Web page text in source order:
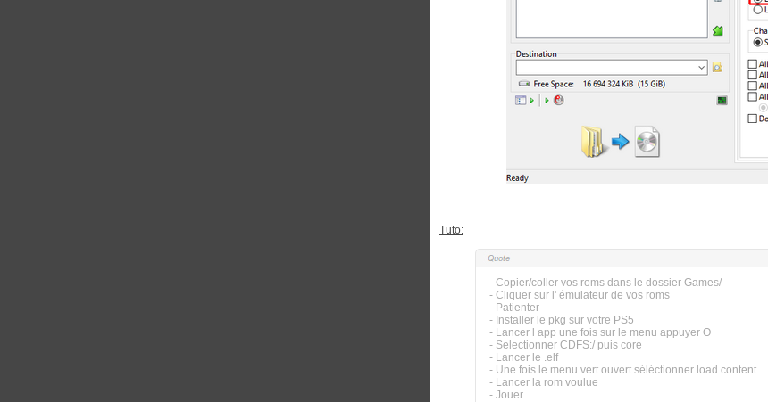
Tuto:
- Copier/coller vos roms dans le dossier Games/
- Cliquer sur l' émulateur de vos roms
- Patienter
- Installer le pkg sur votre PS5
- Lancer l app une fois sur le menu appuyer O
- Selectionner CDFS:/ puis core
- Lancer le .elf
- Une fois le menu vert ouvert séléctionner load content
- Lancer la rom voulue
- Jouer